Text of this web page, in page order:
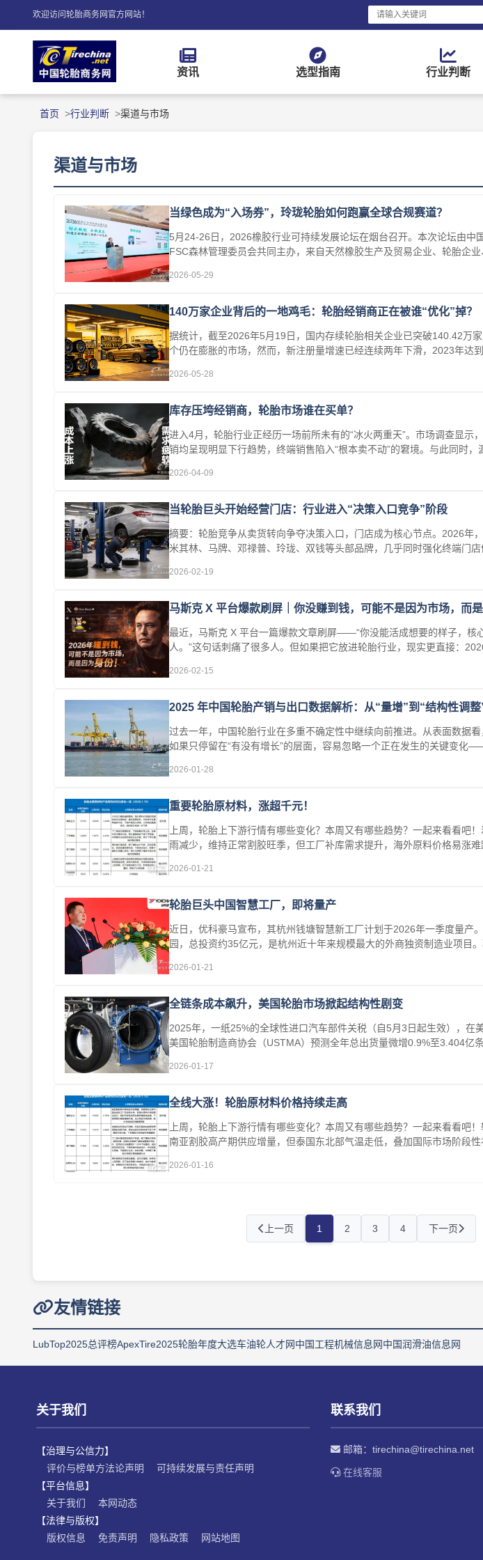
欢迎访问轮胎商务网官方网站！
资讯 选型指南 行业判断
首页 行业判断 渠道与市场
渠道与市场
当绿色成为“入场券”，玲珑轮胎如何跑赢全球合规赛道？
5月24-26日，2026橡胶行业可持续发展论坛在烟台召开。本次论坛由中
FSC森林管理委员会共同主办，来自天然橡胶生产及贸易企业、轮胎企
2026-05-29
140万家企业背后的一地鸡毛：轮胎经销商正在被谁“优化”掉？
据统计，截至2026年5月19日，国内存续轮胎相关企业已突破140.42万
个仍在膨胀的市场，然而，新注册量增速已经连续两年下滑，2023年达
2026-05-28
库存压垮经销商，轮胎市场谁在买单？
进入4月，轮胎行业正经历一场前所未有的“冰火两重天”。市场调查显示
销均呈现明显下行趋势，终端销售陷入“根本卖不动”的窘境。与此同时，
2026-04-09
当轮胎巨头开始经营门店：行业进入“决策入口竞争”阶段
摘要：轮胎竞争从卖货转向争夺决策入口，门店成为核心节点。2026年
米其林、马牌、邓禄普、玲珑、双钱等头部品牌，几乎同时强化终端门店
2026-02-19
马斯克 X 平台爆款刷屏｜你没赚到钱，可能不是因为市场，而
最近，马斯克 X 平台一篇爆款文章刷屏——“你没能活成想要的样子，核
人。”这句话刺痛了很多人。但如果把它放进轮胎行业，现实更直接：
2026-02-15
2025 年中国轮胎产销与出口数据解析：从“量增”到“结构性调整
过去一年，中国轮胎行业在多重不确定性中继续向前推进。从表面数据
如果只停留在“有没有增长”的层面，容易忽略一个正在发生的关键变化
2026-01-28
重要轮胎原材料，涨超千元！
上周，轮胎上下游行情有哪些变化？本周又有哪些趋势？一起来看看吧
雨减少，维持正常割胶旺季，但工厂补库需求提升，海外原料价格易涨
2026-01-21
轮胎巨头中国智慧工厂，即将量产
近日，优科豪马宣布，其杭州钱塘智慧新工厂计划于2026年一季度量产
园，总投资约35亿元，是杭州近十年来规模最大的外商独资制造业项目
2026-01-21
全链条成本飙升，美国轮胎市场掀起结构性剧变
2025年，一纸25%的全球性进口汽车部件关税（自5月3日起生效），在
美国轮胎制造商协会（USTMA）预测全年总出货量微增0.9%至3.404亿
2026-01-17
全线大涨！轮胎原材料价格持续走高
上周，轮胎上下游行情有哪些变化？本周又有哪些趋势？一起来看看吧
南亚割胶高产期供应增量，但泰国东北部气温走低，叠加国际市场阶段
2026-01-16
上一页 1 2 3 4 下一页
友情链接
LubTop2025总评榜ApexTire2025轮胎年度大选车油轮人才网中国工程机械信息网中国润滑油信息网
关于我们
【治理与公信力】
评价与榜单方法论声明
可持续发展与责任声明
【平台信息】
关于我们
本网动态
【法律与版权】
版权信息
免责声明 隐私政策 网站地图
联系我们
邮箱：tirechina@tirechina.net
在线客服